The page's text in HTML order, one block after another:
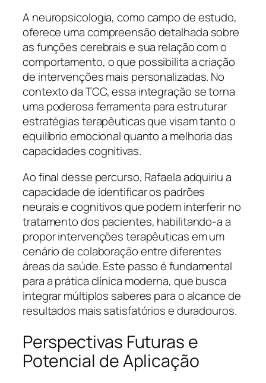
A neuropsicologia, como campo de estudo,
oferece uma compreensão detalhada sobre
as funções cerebrais e sua relação com o
comportamento, o que possibilita a criação
de intervenções mais personalizadas. No
contexto da TCC, essa integração se torna
uma poderosa ferramenta para estruturar
estratégias terapêuticas que visam tanto o
equilíbrio emocional quanto a melhoria das
capacidades cognitivas.
Ao final desse percurso, Rafaela adquiriu a
capacidade de identificar os padrões
neurais e cognitivos que podem interferir no
tratamento dos pacientes, habilitando-a a
propor intervenções terapêuticas em um
cenário de colaboração entre diferentes
áreas da saúde. Este passo é fundamental
para a prática clínica moderna, que busca
integrar múltiplos saberes para o alcance de
resultados mais satisfatórios e duradouros.
Perspectivas Futuras e
Potencial de Aplicação